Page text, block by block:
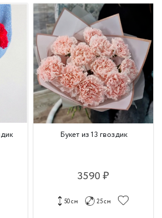
Букет из 13 гвоздик
3590 ₽
50 см 25 см